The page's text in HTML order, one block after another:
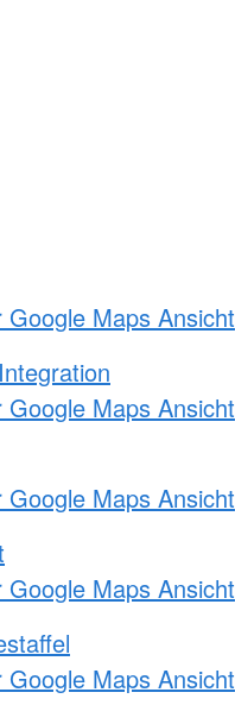
Google Maps Ansicht
Google Maps Ansicht
Google Maps Ansicht
Google Maps Ansicht
Google Maps Ansicht